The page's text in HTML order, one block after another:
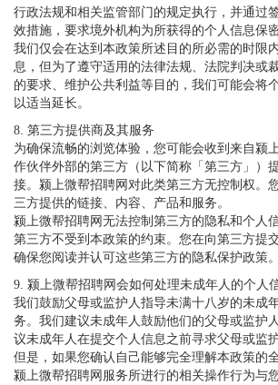
行政法规和相关监管部门的规定执行，并通过
效措施，要求境外机构为所获得的个人信息保
我们仅会在达到本政策所述目的所必需的时限
息，但为了遵守适用的法律法规、法院判决或
的要求、维护公共利益等目的，我们可能会将
以适当延长。
8. 第三方提供商及其服务
为确保流畅的浏览体验，您可能会收到来自颍
作伙伴外部的第三方（以下简称「第三方」）
接。颍上微帮招聘网对此类第三方无控制权。
三方提供的链接、内容、产品和服务。
颍上微帮招聘网无法控制第三方的隐私和个人
第三方不受到本政策的约束。您在向第三方提
确保您阅读并认可这些第三方的隐私保护政策。
9. 颍上微帮招聘网会如何处理未成年人的个人
我们鼓励父母或监护人指导未满十八岁的未成
务。我们建议未成年人鼓励他们的父母或监护
议未成年人在提交个人信息之前寻求父母或监
但是，如果您确认自己能够完全理解本政策的
颍上微帮招聘网服务所进行的相关操作行为与